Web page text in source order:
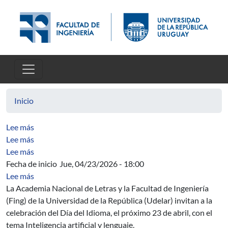
Inicio
Lee mássobre Attracting sets on surfaces.
Lee mássobre Cracked plate analysis with the dual boundary
Lee mássobre Robust transitivity for endomorphisms
Fecha de inicio Jue, 04/23/2026 - 18:00
Lee mássobre Celebración del Día del Idioma: Inteligencia
La Academia Nacional de Letras y la Facultad de Ingeniería
(Fing) de la Universidad de la República (Udelar) invitan a la
celebración del Día del Idioma, el próximo 23 de abril, con el
tema Inteligencia artificial y lenguaje.